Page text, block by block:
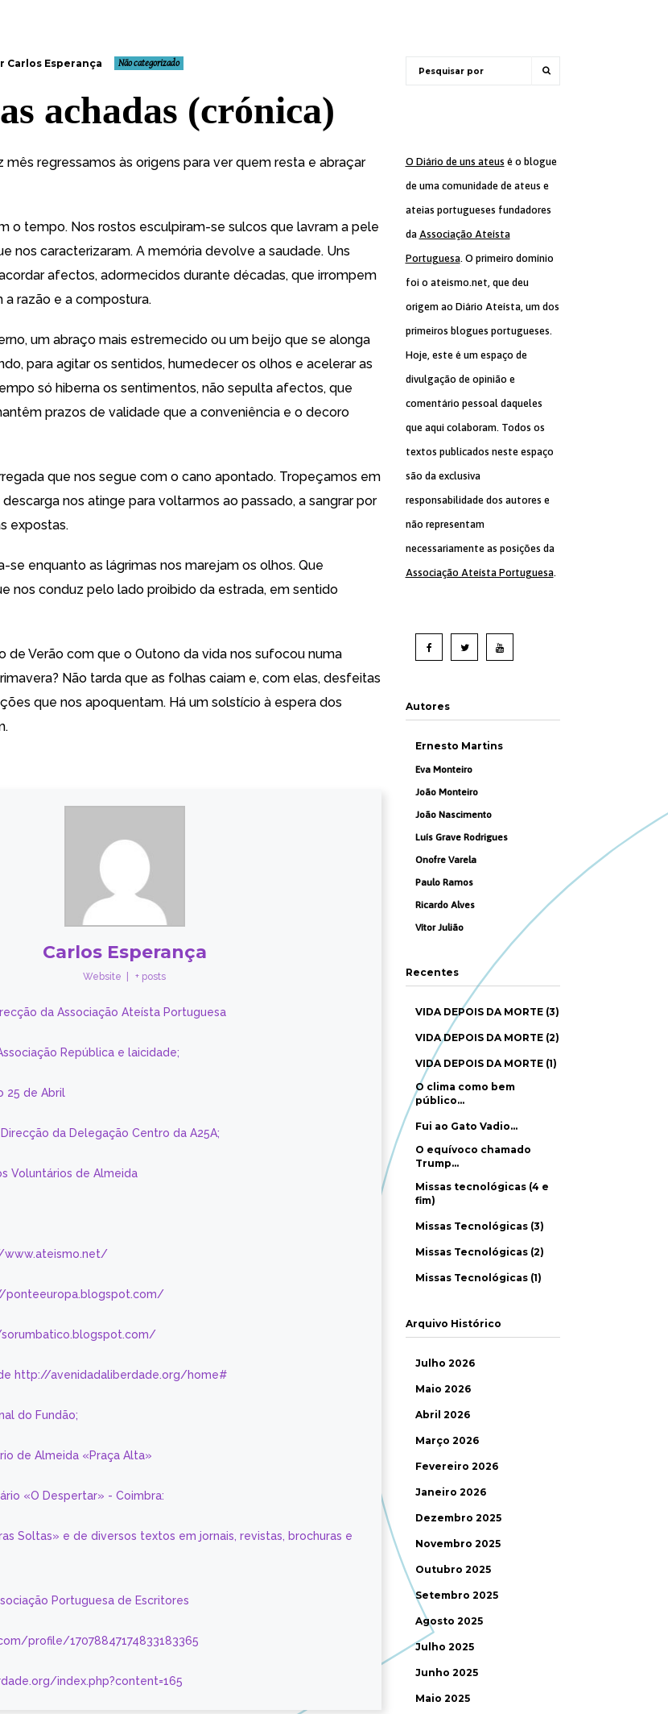
Carlos Esperança Não categorizado
achadas (crónica)
mês regressamos às origens para ver quem resta e abraçar
o tempo. Nos rostos esculpiram-se sulcos que lavram a pele
nos caracterizaram. A memória devolve a saudade. Uns
afectos, adormecidos durante décadas, que irrompem
razão e a compostura.
um abraço mais estremecido ou um beijo que se alonga
para agitar os sentidos, humedecer os olhos e acelerar as
só hiberna os sentimentos, não sepulta afectos, que
prazos de validade que a conveniência e o decoro
que nos segue com o cano apontado. Tropeçamos em
nos atinge para voltarmos ao passado, a sangrar por
expostas.
se enquanto as lágrimas nos marejam os olhos. Que
nos conduz pelo lado proibido da estrada, em sentido
de Verão com que o Outono da vida nos sufocou numa
Não tarda que as folhas caiam e, com elas, desfeitas
que nos apoquentam. Há um solstício à espera dos
Carlos Esperança
Website + posts
da Associação Ateísta Portuguesa
República e laicidade;
25 de Abril
da Delegação Centro da A25A;
Voluntários de Almeida
www.ateismo.net/
ponteeuropa.blogspot.com/
http://avenidadaliberdade.org/home#
do Fundão;
de Almeida «Praça Alta»
«O Despertar» - Coimbra:
Soltas» e de diversos textos em jornais, revistas, brochuras e
Portuguesa de Escritores
profile/17078847174833183365
index.php?content=165
O Diário de uns ateus é o blogue
de uma comunidade de ateus e
ateias portugueses fundadores
da Associação Ateísta
Portuguesa. O primeiro domínio
foi o ateismo.net, que deu
origem ao Diário Ateísta, um dos
primeiros blogues portugueses.
Hoje, este é um espaço de
divulgação de opinião e
comentário pessoal daqueles
que aqui colaboram. Todos os
textos publicados neste espaço
são da exclusiva
responsabilidade dos autores e
não representam
necessariamente as posições da
Associação Ateísta Portuguesa.
Autores
Ernesto Martins
Eva Monteiro
João Monteiro
João Nascimento
Luís Grave Rodrigues
Onofre Varela
Paulo Ramos
Ricardo Alves
Vítor Julião
Recentes
VIDA DEPOIS DA MORTE (3)
VIDA DEPOIS DA MORTE (2)
VIDA DEPOIS DA MORTE (1)
O clima como bem
público…
Fui ao Gato Vadio…
O equívoco chamado
Trump…
Missas tecnológicas (4 e
fim)
Missas Tecnológicas (3)
Missas Tecnológicas (2)
Missas Tecnológicas (1)
Arquivo Histórico
Julho 2026
Maio 2026
Abril 2026
Março 2026
Fevereiro 2026
Janeiro 2026
Dezembro 2025
Novembro 2025
Outubro 2025
Setembro 2025
Agosto 2025
Julho 2025
Junho 2025
Maio 2025